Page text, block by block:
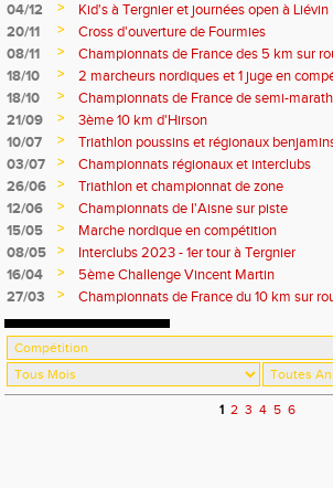
04/12
>
Kid's à Tergnier et journées open à Liévin
20/11
>
Cross d'ouverture de Fourmies
08/11
>
Championnats de France des 5 km sur
d'ouverture de Tergnier
18/10 >
2 marcheurs nordiques et 1 juge en
18/10
>
Championnats de France de semi-
21/09
>
3ème 10 km d'Hirson
10/07
>
Triathlon poussins et régionaux
03/07
>
Championnats régionaux et interclubs
26/06
>
Triathlon et championnat de zone
12/06
>
Championnats de l'Aisne sur piste
15/05
>
Marche nordique en compétition
08/05
>
Interclubs 2023 - 1er tour à Tergnier
16/04
>
5ème Challenge Vincent Martin
27/03
> Championnats de France du 10 km sur
1 2 3 4 5 6